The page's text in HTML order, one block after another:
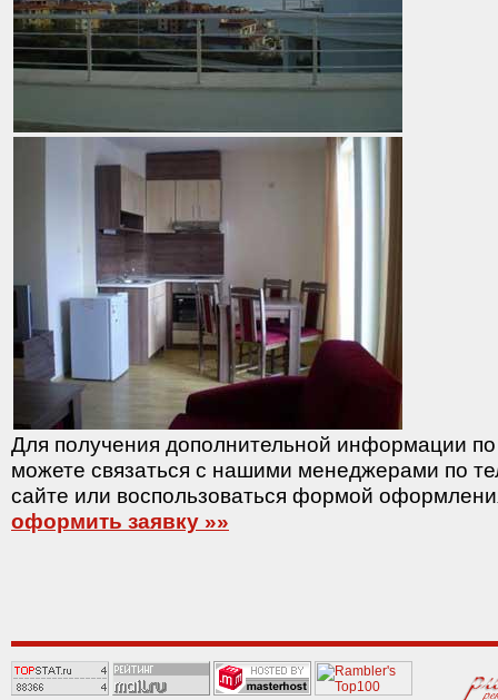
Для получения дополнительной информации
можете связаться с нашими менеджерами по
сайте или воспользоваться формой
оформить заявку »»